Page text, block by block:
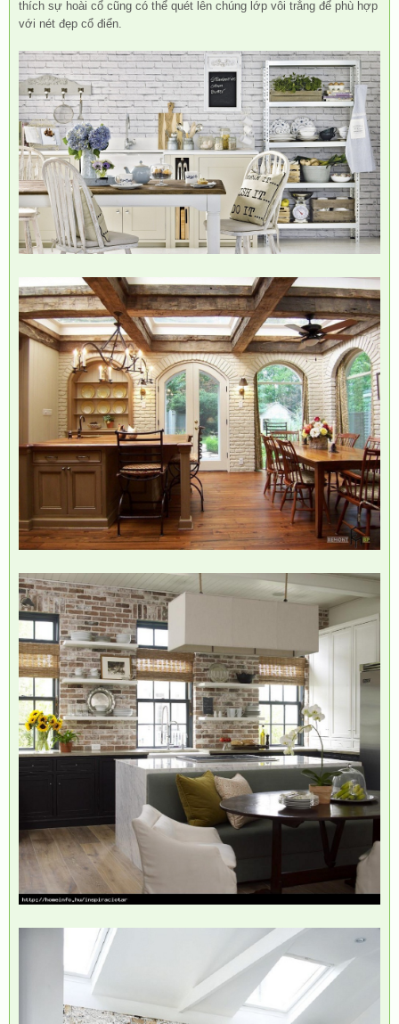
thích sự hoài cổ cũng có thể quét lên chúng lớp vôi trắng để phù hợp
với nét đẹp cổ điển.